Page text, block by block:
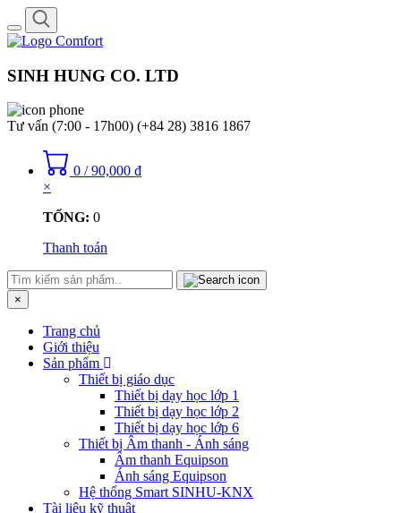
Toggle
navigation
SINH HUNG CO. LTD
Tư vấn (7:00 - 17h00) (+84 28) 3816 1867
0 / 90,000 ₫
×
TỔNG: 0
Thanh toán
×
Trang chủ
Giới thiệu
Sản phẩm
Thiết bị giáo dục
Thiết bị dạy học lớp 1
Thiết bị dạy học lớp 2
Thiết bị dạy học lớp 6
Thiết bị Âm thanh - Ánh sáng
Âm thanh Equipson
Ánh sáng Equipson
Hệ thống Smart SINHU-KNX
Tài liệu kỹ thuật